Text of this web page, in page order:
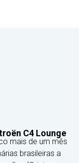
C4 Lounge
mais de um mês
brasileiras a